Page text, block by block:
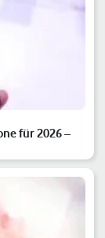
für 2026 –